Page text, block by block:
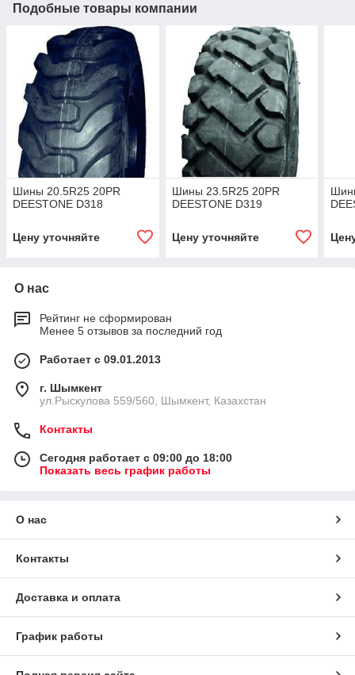
Подобные товары компании
Шины 20.5R25 20PR
DEESTONE D318
Цену уточняйте
Шины 23.5R25 20PR
DEESTONE D319
Цену уточняйте
О нас
Рейтинг не сформирован
Менее 5 отзывов за последний год
Работает с 09.01.2013
г. Шымкент
ул.Рыскулова 559/560, Шымкент, Казахстан
Контакты
Сегодня работает с 09:00 до 18:00
Показать весь график работы
О нас
Контакты
Доставка и оплата
График работы